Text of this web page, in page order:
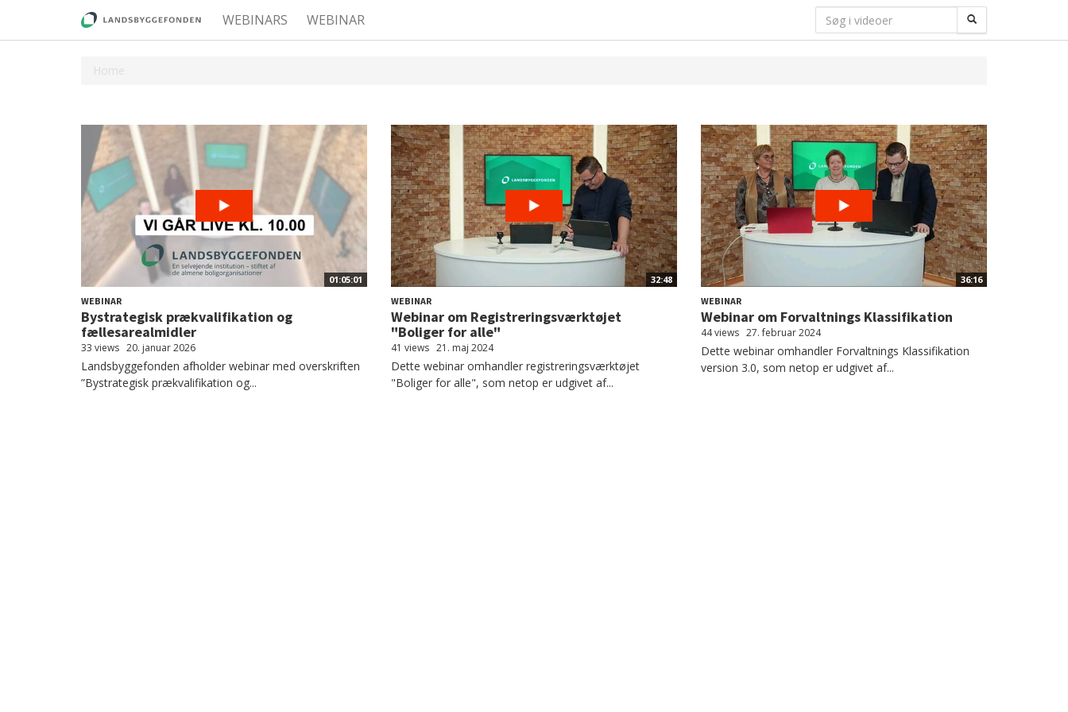
WEBINARS WEBINAR
Home
01:05:01
WEBINAR
Bystrategisk prækvalifikation og
fællesarealmidler
33 views 20. januar 2026
Landsbyggefonden afholder webinar med overskriften
”Bystrategisk prækvalifikation og...
32:48
WEBINAR
Webinar om Registreringsværktøjet
"Boliger for alle"
41 views 21. maj 2024
Dette webinar omhandler registreringsværktøjet
"Boliger for alle", som netop er udgivet af...
36:16
WEBINAR
Webinar om Forvaltnings Klassifikation
44 views 27. februar 2024
Dette webinar omhandler Forvaltnings Klassifikation
version 3.0, som netop er udgivet af...